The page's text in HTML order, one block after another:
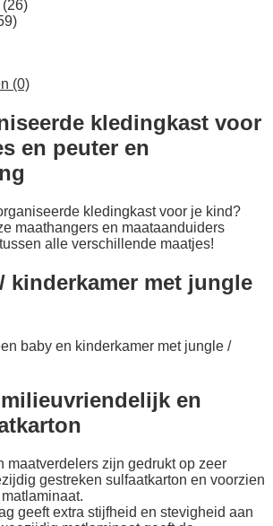
(26)
(0)
kledingkast voor
en peuter en
kledingkast voor je kind?
maathangers en maataanduiders
alle verschillende maatjes!
kinderkamer met jungle
baby en kinderkamer met jungle /
en
maatverdelers zijn gedrukt op zeer
gestreken sulfaatkarton en voorzien
geeft extra stijfheid en stevigheid aan